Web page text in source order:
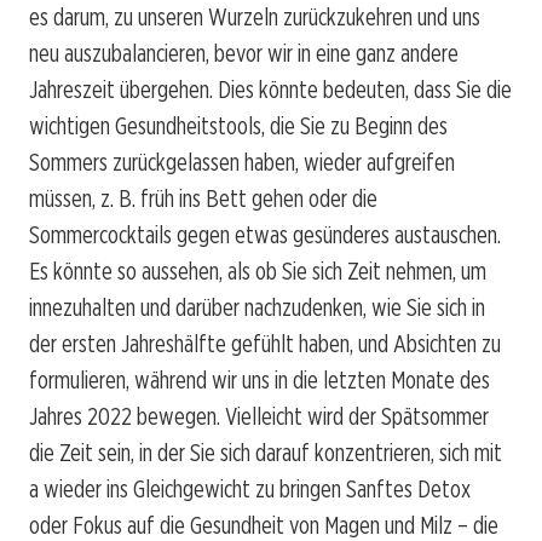
es darum, zu unseren Wurzeln zurückzukehren und uns
neu auszubalancieren, bevor wir in eine ganz andere
Jahreszeit übergehen. Dies könnte bedeuten, dass Sie die
wichtigen Gesundheitstools, die Sie zu Beginn des
Sommers zurückgelassen haben, wieder aufgreifen
müssen, z. B. früh ins Bett gehen oder die
Sommercocktails gegen etwas gesünderes austauschen.
Es könnte so aussehen, als ob Sie sich Zeit nehmen, um
innezuhalten und darüber nachzudenken, wie Sie sich in
der ersten Jahreshälfte gefühlt haben, und Absichten zu
formulieren, während wir uns in die letzten Monate des
Jahres 2022 bewegen. Vielleicht wird der Spätsommer
die Zeit sein, in der Sie sich darauf konzentrieren, sich mit
a wieder ins Gleichgewicht zu bringen Sanftes Detox
oder Fokus auf die Gesundheit von Magen und Milz – die